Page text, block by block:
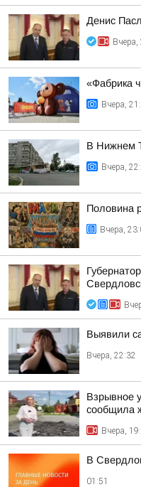
Денис
Вчера,
«Фабрика
Вчера,
В Нижнем
Вчера,
Половина
Вчера,
Выявили
Вчера, 22:32
Взрывное
сообщила
Вчера,
В
01:51